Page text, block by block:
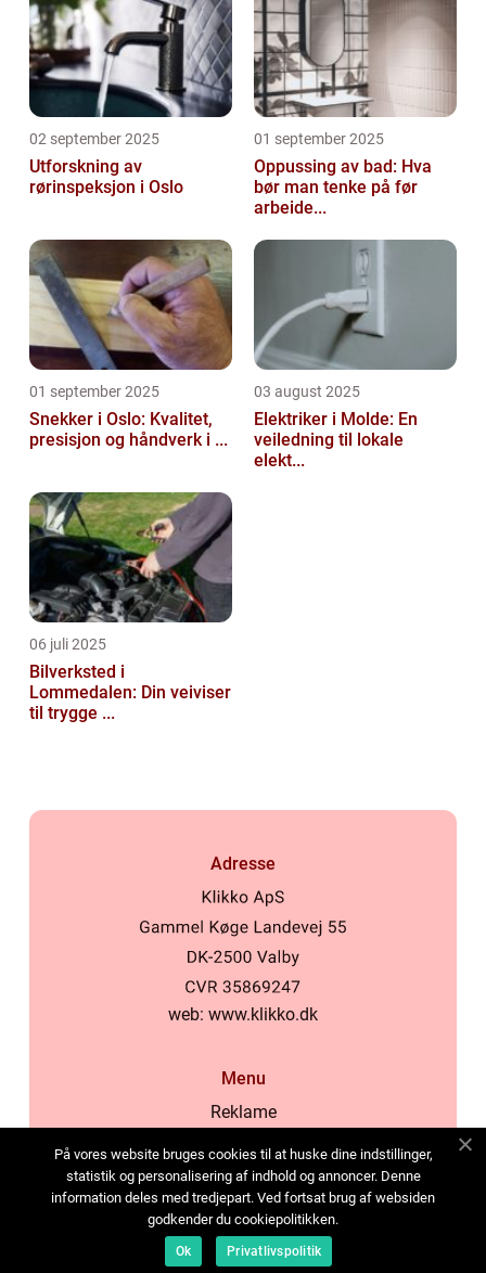
02 september 2025
Utforskning av
rørinspeksjon i Oslo
01 september 2025
Oppussing av bad: Hva
bør man tenke på før
arbeide...
01 september 2025
Snekker i Oslo: Kvalitet,
presisjon og håndverk i ...
03 august 2025
Elektriker i Molde: En
veiledning til lokale
elekt...
06 juli 2025
Bilverksted i
Lommedalen: Din veiviser
til trygge ...
Adresse
web: www.klikko.dk
Menu
Reklame
Cookies
Kontakt Oss
Sitemap
På vores website bruges cookies til at huske dine indstillinger,
statistik og personalisering af indhold og annoncer. Denne
information deles med tredjepart. Ved fortsat brug af websiden
godkender du cookiepolitikken.
Ok Privatlivspolitik